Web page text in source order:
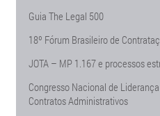
Guia The Legal 500
18º Fórum Brasileiro de
JOTA – MP 1.167 e processos
Congresso Nacional de
Contratos Administrativos